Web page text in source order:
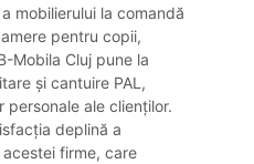
mobilierului la comandă
pentru copii,
Mobila Cluj pune la
și cantuire PAL,
ale clienților.
deplină a
firme, care